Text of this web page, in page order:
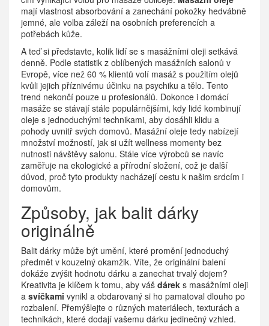
mají vlastnost absorbování a zanechání pokožky hedvábně
jemné, ale volba záleží na osobních preferencích a
potřebách kůže.
A teď si představte, kolik lidí se s masážními oleji setkává
denně. Podle statistik z oblíbených masážních salonů v
Evropě, více než 60 % klientů volí masáž s použitím olejů
kvůli jejich příznivému účinku na psychiku a tělo. Tento
trend nekončí pouze u profesionálů. Dokonce i domácí
masáže se stávají stále populárnějšími, kdy lidé kombinují
oleje s jednoduchými technikami, aby dosáhli klidu a
pohody uvnitř svých domovů. Masážní oleje tedy nabízejí
množství možností, jak si užít wellness momenty bez
nutnosti návštěvy salonu. Stále více výrobců se navíc
zaměřuje na ekologické a přírodní složení, což je další
důvod, proč tyto produkty nacházejí cestu k našim srdcím i
domovům.
Způsoby, jak balit dárky
originálně
Balit dárky může být umění, které promění jednoduchý
předmět v kouzelný okamžik. Víte, že originální balení
dokáže zvýšit hodnotu dárku a zanechat trvalý dojem?
Kreativita je klíčem k tomu, aby váš dárek s masážními oleji
a svíčkami vynikl a obdarovaný si ho pamatoval dlouho po
rozbalení. Přemýšlejte o různých materiálech, texturách a
technikách, které dodají vašemu dárku jedinečný vzhled.